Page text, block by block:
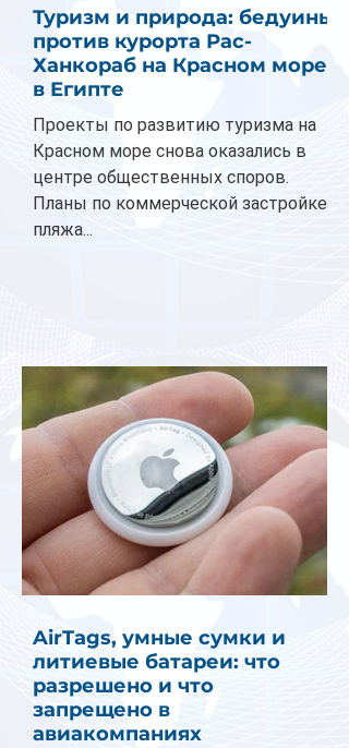
Туризм и природа: бедуины
против курорта Рас-
Ханкораб на Красном море
в Египте
Проекты по развитию туризма на
Красном море снова оказались в
центре общественных споров.
Планы по коммерческой застройке
пляжа...
AirTags, умные сумки и
литиевые батареи: что
разрешено и что
запрещено в
авиакомпаниях